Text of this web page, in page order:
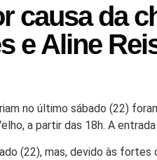
causa da
e Aline
no último sábado (22)
a partir das 18h. A
(22), mas, devido às